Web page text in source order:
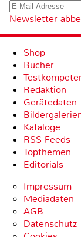
Newsletter
Shop
Bücher
Redaktion
Gerätedaten
Kataloge
RSS-Feeds
Topthemen
Editorials
Impressum
Mediadaten
AGB
Datenschutz